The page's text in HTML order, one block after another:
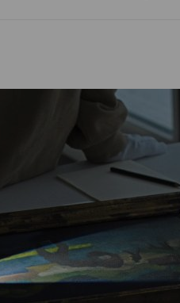
Praxisprojekt
& Editionen
Provenienzforschung
Kulturelle Vermittlung
Länderübergreifende
Malerei 17.–19. Jh.
Deutsche
Grafische
Kunstbibliothek
Restaurierung
Forschung